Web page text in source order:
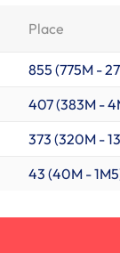
Place
855 (775M -
407 (383M -
373 (320M -
43 (40M -1M5